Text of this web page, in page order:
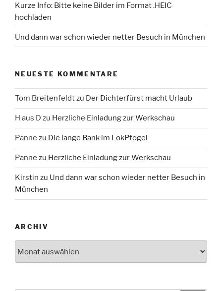
Kurze Info: Bitte keine Bilder im Format .HEIC
hochladen
Und dann war schon wieder netter Besuch in München
NEUESTE KOMMENTARE
Tom Breitenfeldtzu Der Dichterfürst macht Urlaub
H aus D zu Herzliche Einladung zur Werkschau
Panne zu Die lange Bank im LokPfogel
Panne zu Herzliche Einladung zur Werkschau
Kirstin zu Und dann war schon wieder netter Besuch in
München
ARCHIV